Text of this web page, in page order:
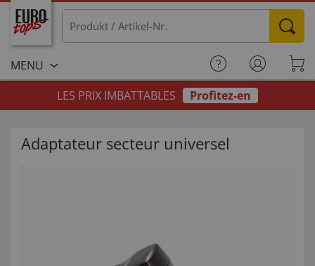
MENU
LES PRIX IMBATTABLES
Profitez-en
Adaptateur secteur universel